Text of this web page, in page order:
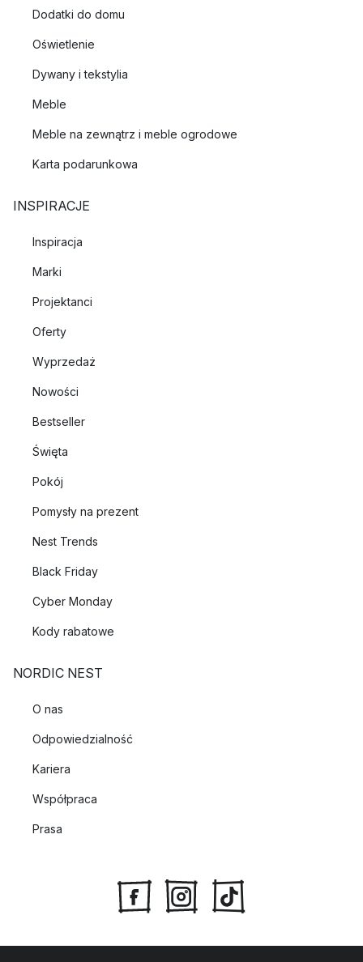
Dodatki do domu
Oświetlenie
Dywany i tekstylia
Meble
Meble na zewnątrz i meble ogrodowe
Karta podarunkowa
INSPIRACJE
Inspiracja
Marki
Projektanci
Oferty
Wyprzedaż
Nowości
Bestseller
Święta
Pokój
Pomysły na prezent
Nest Trends
Black Friday
Cyber Monday
Kody rabatowe
NORDIC NEST
O nas
Odpowiedzialność
Kariera
Współpraca
Prasa